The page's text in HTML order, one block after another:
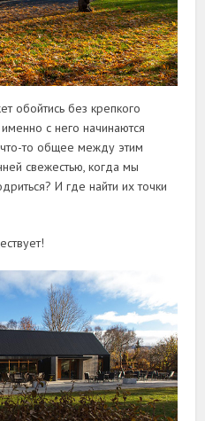
обойтись без крепкого
с него начинаются
то общее между этим
свежестью, когда мы
И где найти их точки